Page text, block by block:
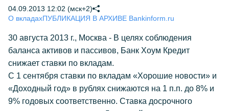
04.09.2013 12:02 (мск+2)
О вкладахПУБЛИКАЦИЯ В АРХИВЕ Bankinform.ru
30 августа 2013 г., Москва - В целях соблюдения
баланса активов и пассивов, Банк Хоум Кредит
снижает ставки по вкладам.
С 1 сентября ставки по вкладам «Хорошие новости» и
«Доходный год» в рублях снижаются на 1 п.п. до 8% и
9% годовых соответственно. Ставка досрочного